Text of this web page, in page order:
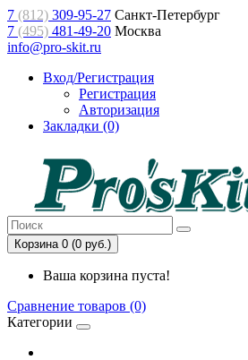
7 (812) 309-95-27 Санкт-Петербург
7 (495) 481-49-20 Москва
info@pro-skit.ru
Вход/Регистрация
Регистрация
Авторизация
Закладки (0)
Корзина 0 (0 руб.)
Ваша корзина пуста!
Сравнение товаров (0)
Категории